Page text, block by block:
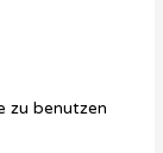
zu benutzen